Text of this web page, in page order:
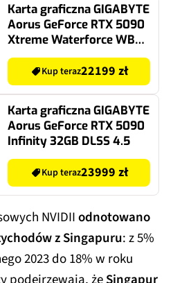
Karta graficzna GIGABYTE
Aorus GeForce RTX 5090
Xtreme Waterforce WB
32GB DLSS 4.5
Kup teraz22199 zł
Karta graficzna GIGABYTE
Aorus GeForce RTX 5090
Infinity 32GB DLSS 4.5
Kup teraz23999 zł
NVIDIIodnotowano
z Singapuru: z 5%
2023 do 18% w roku